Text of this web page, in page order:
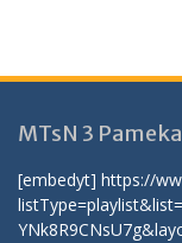
MTsN 3
[embedyt] https://